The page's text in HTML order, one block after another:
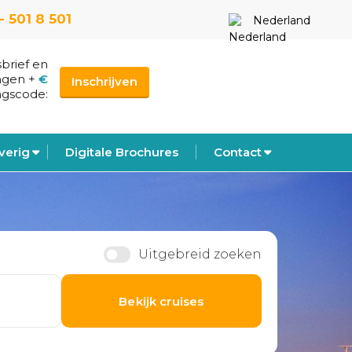
501 8 501 Nederland
en
+ €
Inschrijven
Digitale Brochures Contact